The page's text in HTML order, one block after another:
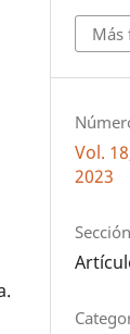
Más
Vol.
2023
Sección